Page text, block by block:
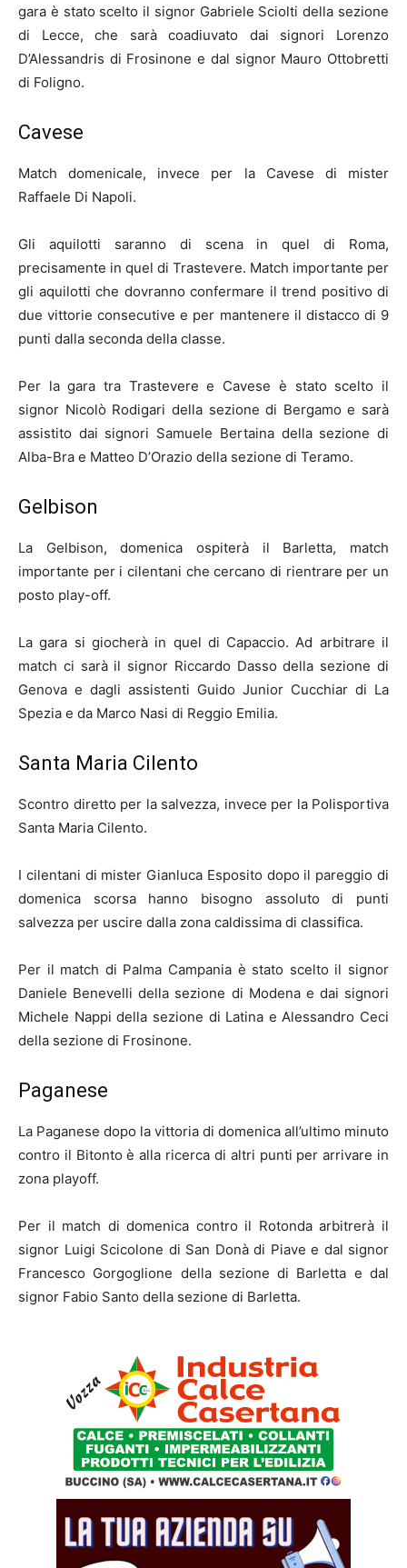
gara è stato scelto il signor Gabriele Sciolti della sezione
di Lecce, che sarà coadiuvato dai signori Lorenzo
D’Alessandris di Frosinone e dal signor Mauro Ottobretti
di Foligno.
Cavese
Match domenicale, invece per la Cavese di mister
Raffaele Di Napoli.
Gli aquilotti saranno di scena in quel di Roma,
precisamente in quel di Trastevere. Match importante per
gli aquilotti che dovranno confermare il trend positivo di
due vittorie consecutive e per mantenere il distacco di 9
punti dalla seconda della classe.
Per la gara tra Trastevere e Cavese è stato scelto il
signor Nicolò Rodigari della sezione di Bergamo e sarà
assistito dai signori Samuele Bertaina della sezione di
Alba-Bra e Matteo D’Orazio della sezione di Teramo.
Gelbison
La Gelbison, domenica ospiterà il Barletta, match
importante per i cilentani che cercano di rientrare per un
posto play-off.
La gara si giocherà in quel di Capaccio. Ad arbitrare il
match ci sarà il signor Riccardo Dasso della sezione di
Genova e dagli assistenti Guido Junior Cucchiar di La
Spezia e da Marco Nasi di Reggio Emilia.
Santa Maria Cilento
Scontro diretto per la salvezza, invece per la Polisportiva
Santa Maria Cilento.
I cilentani di mister Gianluca Esposito dopo il pareggio di
domenica scorsa hanno bisogno assoluto di punti
salvezza per uscire dalla zona caldissima di classifica.
Per il match di Palma Campania è stato scelto il signor
Daniele Benevelli della sezione di Modena e dai signori
Michele Nappi della sezione di Latina e Alessandro Ceci
della sezione di Frosinone.
Paganese
La Paganese dopo la vittoria di domenica all’ultimo minuto
contro il Bitonto è alla ricerca di altri punti per arrivare in
zona playoff.
Per il match di domenica contro il Rotonda arbitrerà il
signor Luigi Scicolone di San Donà di Piave e dal signor
Francesco Gorgoglione della sezione di Barletta e dal
signor Fabio Santo della sezione di Barletta.